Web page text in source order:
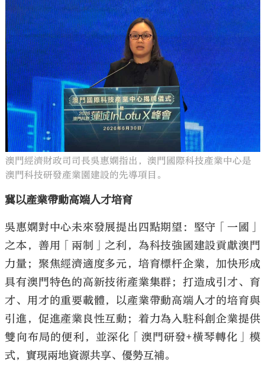
澳門經濟財政司司長吳惠嫻指出，澳門國際科技產業中心是
澳門科技研發產業園建設的先導項目。
冀以產業帶動高端人才培育
吳惠嫻對中心未來發展提出四點期望：堅守「一國」
之本，善用「兩制」之利，為科技強國建設貢獻澳門
力量；聚焦經濟適度多元，培育標杆企業，加快形成
具有澳門特色的高新技術產業集群；打造成引才、育
才、用才的重要載體，以產業帶動高端人才的培育與
引進，促進產業良性互動；着力為入駐科創企業提供
雙向布局的便利，並深化「澳門研發+橫琴轉化」模
式，實現兩地資源共享、優勢互補。